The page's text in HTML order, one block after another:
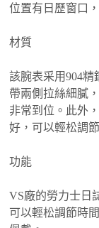
位置有日歷窗口
材質
該腕表采用904
帶兩側拉絲細膩
非常到位。此外
好，可以輕松調
功能
VS廠的勞力士日
可以輕松調節時